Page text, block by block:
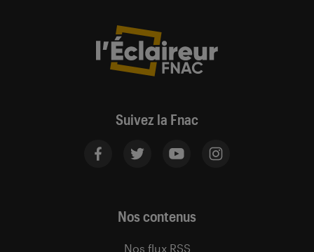
Suivez la Fnac
Nos contenus
Nos flux RSS